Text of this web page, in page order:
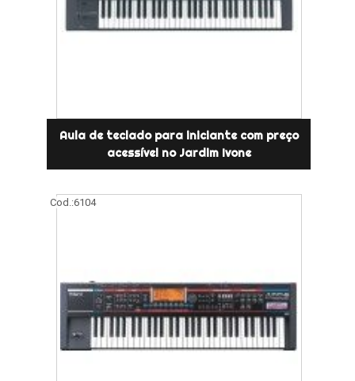
Aula de teclado para iniciante com preço
acessível no Jardim Ivone
Cod.:6104